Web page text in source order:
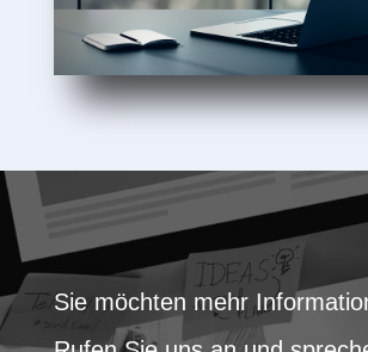
Sie möchten mehr